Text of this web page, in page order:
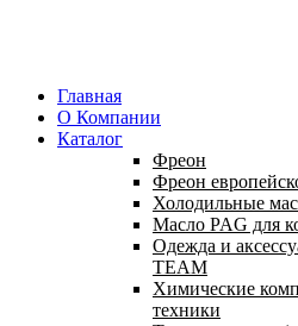
Главная
О Компании
Каталог
Фреон
Фреон
Холодильные
Масло PAG для
Одежда и
TEAM
Химические
техники